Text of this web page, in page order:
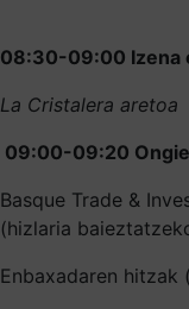
08:30-09:00 Izena
La Cristalera aretoa
09:00-09:20
Basque Trade &
(hizlaria
Enbaxadaren